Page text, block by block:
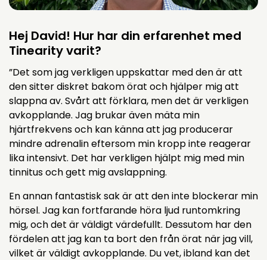
Hej David! Hur har din erfarenhet med
Tinearity varit?
”Det som jag verkligen uppskattar med den är att
den sitter diskret bakom örat och hjälper mig att
slappna av. Svårt att förklara, men det är verkligen
avkopplande. Jag brukar även mäta min
hjärtfrekvens och kan känna att jag producerar
mindre adrenalin eftersom min kropp inte reagerar
lika intensivt. Det har verkligen hjälpt mig med min
tinnitus och gett mig avslappning.
En annan fantastisk sak är att den inte blockerar min
hörsel. Jag kan fortfarande höra ljud runtomkring
mig, och det är väldigt värdefullt. Dessutom har den
fördelen att jag kan ta bort den från örat när jag vill,
vilket är väldigt avkopplande. Du vet, ibland kan det